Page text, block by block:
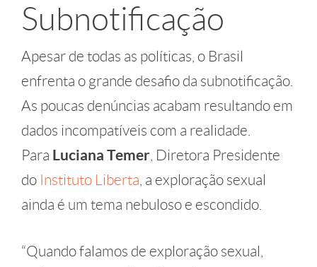
Subnotificação
Apesar de todas as políticas, o Brasil
enfrenta o grande desafio da subnotificação.
As poucas denúncias acabam resultando em
dados incompatíveis com a realidade.
Para Luciana Temer , Diretora Presidente
do Instituto Liberta , a exploração sexual
ainda é um tema nebuloso e escondido.
“Quando falamos de exploração sexual,